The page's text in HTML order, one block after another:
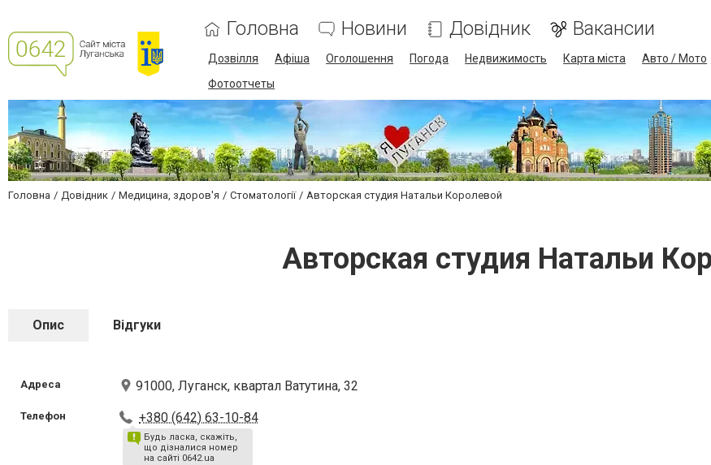
Головна Новини Довідник Вакансии
Дозвілля Афіша Оголошення Погода Недвижимость Карта міста Авто / Мото
Фотоотчеты
Головна Довідник Медицина, здоров'я Стоматології Авторская студия Натальи Королевой
Авторская студия Натальи
Опис Відгуки
Адреса 91000, Луганск, квартал Ватутина, 32
Телефон +380 (642) 63-10-84
Будь ласка, скажіть,
що дізналися номер
на сайті 0642.ua